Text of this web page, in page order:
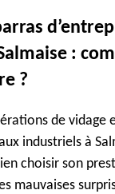
:
?
de vidage
industriels à
choisir son
mauvaises